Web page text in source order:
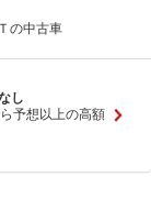
の中古車
し
予想以上の高額